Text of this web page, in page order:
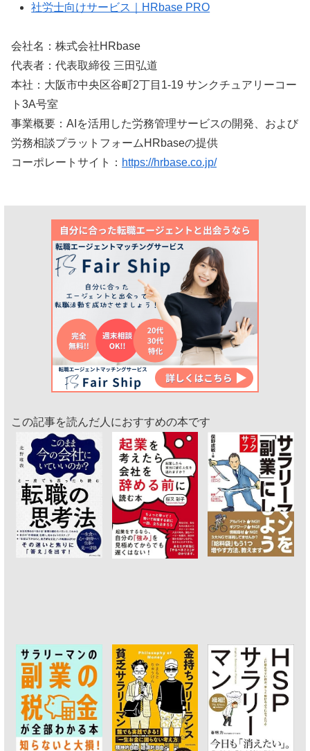
社労士向けサービス｜HRbase PRO
会社名：株式会社HRbase
代表者：代表取締役 三田弘道
本社：大阪市中央区谷町2丁目1-19 サンクチュアリーコー
ト3A号室
事業概要：AIを活用した労務管理サービスの開発、および
労務相談プラットフォームHRbaseの提供
コーポレートサイト： https://hrbase.co.jp/
この記事を読んだ人におすすめの本です